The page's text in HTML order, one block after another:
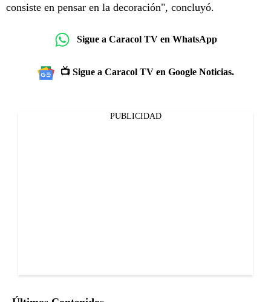
consiste en pensar en la decoración", concluyó.
Sigue a Caracol TV en WhatsApp
📺 Sigue a Caracol TV en Google Noticias.
PUBLICIDAD